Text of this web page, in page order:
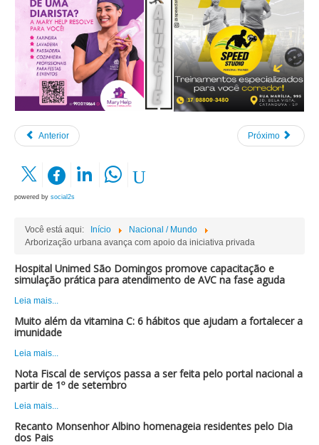
Anterior Próximo
powered by social2s
Você está aqui: Início
Nacional / Mundo
Arborização urbana avança com apoio da iniciativa privada
Hospital Unimed São Domingos promove capacitação e
simulação prática para atendimento de AVC na fase aguda
Leia mais...
Muito além da vitamina C: 6 hábitos que ajudam a fortalecer a
imunidade
Leia mais...
Nota Fiscal de serviços passa a ser feita pelo portal nacional a
partir de 1º de setembro
Leia mais...
Recanto Monsenhor Albino homenageia residentes pelo Dia
dos Pais